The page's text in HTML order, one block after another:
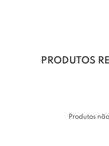
PRODUTOS
Produtos